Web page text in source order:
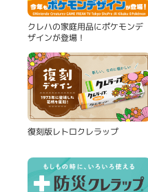
クレハの家庭用品にポケモンデ
ザインが登場！
復刻版レトロクレラップ